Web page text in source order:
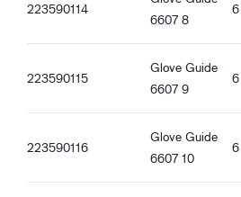
Matkontakt godkjent – alle slags mat
Ergonomiske egenskaper
Tett passform
Oljesikker håndflate
Berøringsfunksjon
223590114
6607 8
6
223590115
Glove Guide
6607 9
6
223590116
Glove Guide
6607 10
6